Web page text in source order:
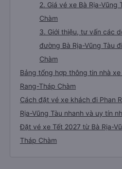
2. Giá vé xe Bà Rịa-Vũng
Chàm
3. Giới thiệu, tư vấn các
đường Bà Rịa-Vũng Tàu
Chàm
Bảng tổng hợp thông tin nhà xe
Rang-Tháp Chàm
Cách đặt vé xe khách đi Phan
Rịa-Vũng Tàu nhanh và uy tín
Đặt vé xe Tết 2027 từ Bà Rịa-
Tháp Chàm